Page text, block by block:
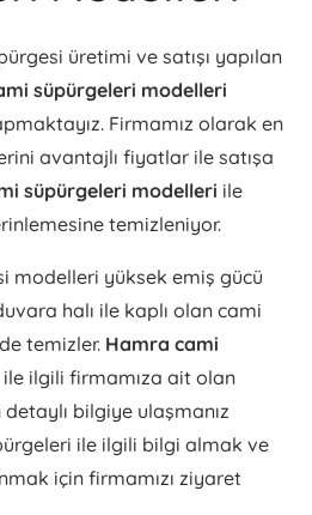
üretimi ve satışı yapılan
süpürgeleri modelleri
Firmamız olarak en
avantajlı fiyatlar ile satışa
süpürgeleri modelleri ile
temizleniyor.
modelleri yüksek emiş gücü
halı ile kaplı olan cami
temizler. Hamra cami
ile ilgili firmamıza ait olan
bilgiye ulaşmanız
ile ilgili bilgi almak ve
için firmamızı ziyaret